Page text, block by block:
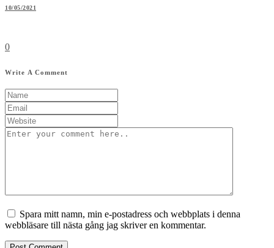
10/05/2021
0
Write A Comment
Spara mitt namn, min e-postadress och webbplats i denna
webbläsare till nästa gång jag skriver en kommentar.